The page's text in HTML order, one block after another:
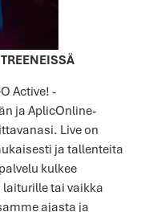
Active! -
ja AplicOnline-
Live on
ja tallenteita
kulkee
tai vaikka
ajasta ja